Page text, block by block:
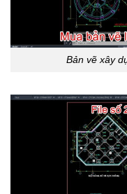
Bản vẽ xây